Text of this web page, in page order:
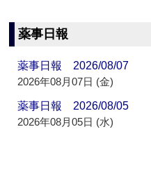
薬事日報
薬事日報 2026/08/07
2026年08月07日 (金)
薬事日報 2026/08/05
2026年08月05日 (水)